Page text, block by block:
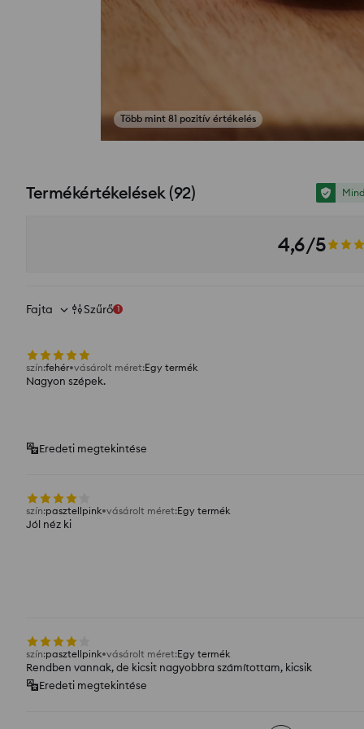
Több mint 81 pozitív értékelés
Fotók az értékelésekből
Termékértékelések (92)
4,6/5
Fajta Szűrő 1
szín:fehér vásárolt méret:Egy termék
Nagyon szépek.
Eredeti megtekintése
szín:pasztellpink vásárolt méret:Egy termék
Jól néz ki
szín:pasztellpink vásárolt méret:Egy termék
Rendben vannak, de kicsit nagyobbra számítottam, kicsik
Eredeti megtekintése